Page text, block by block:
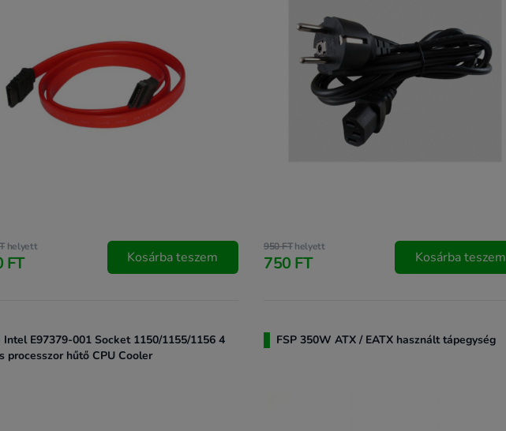
helyett
FT Kosárba teszem
950 FThelyett
750 FT Kosárba teszem
Intel E97379-001 Socket 1150/1155/1156 4
processzor hűtő CPU Cooler
FSP 350W ATX / EATX használt tápegység